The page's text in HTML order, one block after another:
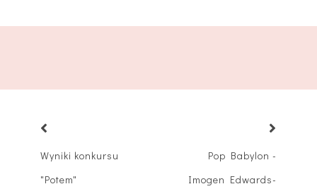
Wyniki konkursu
"Potem"
Pop Babylon -
Imogen Edwards-